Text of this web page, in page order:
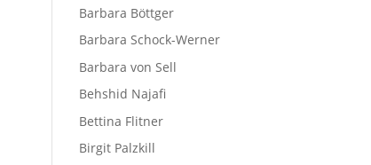
Barbara Böttger
Barbara Schock-Werner
Barbara von Sell
Behshid Najafi
Bettina Flitner
Birgit Palzkill